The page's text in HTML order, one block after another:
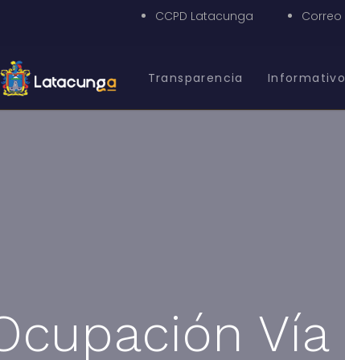
CCPD Latacunga Correo
Transparencia Informativo
Vía